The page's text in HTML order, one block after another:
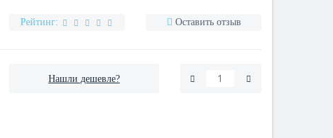
Рейтинг: Оставить отзыв
Нашли дешевле?